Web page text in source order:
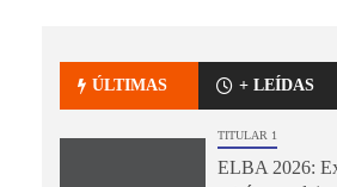
ÚLTIMAS + LEÍDAS
TITULAR 1
ELBA 2026: